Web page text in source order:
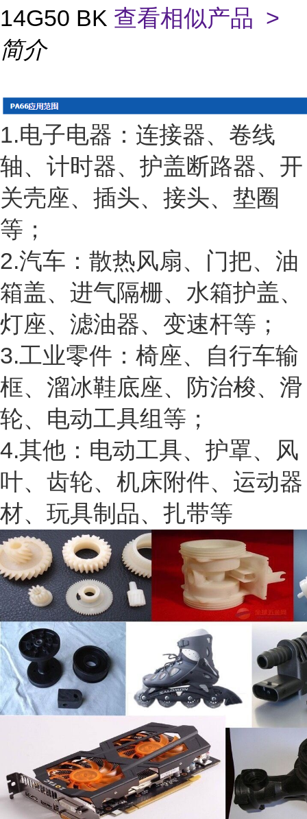
14G50 BK 查看相似产品 >
简介
1.电子电器：连接器、卷线
轴、计时器、护盖断路器、开
关壳座、插头、接头、垫圈
等；
2.汽车：散热风扇、门把、油
箱盖、进气隔栅、水箱护盖、
灯座、滤油器、变速杆等；
3.工业零件：椅座、自行车输
框、溜冰鞋底座、防治梭、滑
轮、电动工具组等；
4.其他：电动工具、护罩、风
叶、齿轮、机床附件、运动器
材、玩具制品、扎带等